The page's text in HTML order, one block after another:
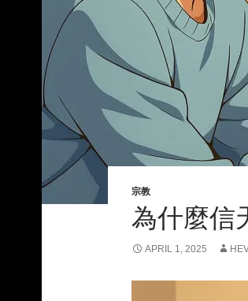
宗教
為什麼信
APRIL 1, 2025